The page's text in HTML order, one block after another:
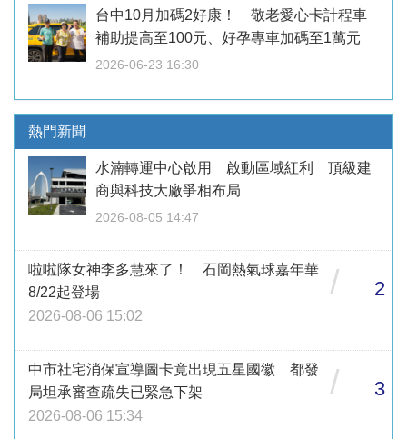
台中10月加碼2好康！ 敬老愛心卡計程車
補助提高至100元、好孕專車加碼至1萬元
2026-06-23 16:30
熱門新聞
水湳轉運中心啟用 啟動區域紅利 頂級建
商與科技大廠爭相布局
2026-08-05 14:47
啦啦隊女神李多慧來了！ 石岡熱氣球嘉年華
8/22起登場
2026-08-06 15:02
/ 2
中市社宅消保宣導圖卡竟出現五星國徽 都發
局坦承審查疏失已緊急下架
2026-08-06 15:34
/ 3